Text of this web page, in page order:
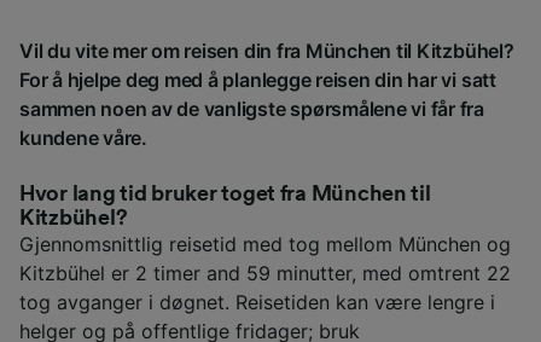
Vil du vite mer om reisen din fra München til Kitzbühel?
For å hjelpe deg med å planlegge reisen din har vi satt
sammen noen av de vanligste spørsmålene vi får fra
kundene våre.
Hvor lang tid bruker toget fra München til
Kitzbühel?
Gjennomsnittlig reisetid med tog mellom München og
Kitzbühel er 2 timer and 59 minutter, med omtrent 22
tog avganger i døgnet. Reisetiden kan være lengre i
helger og på offentlige fridager; bruk